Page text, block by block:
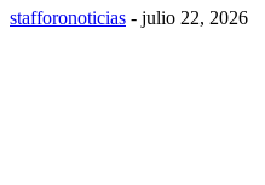
stafforonoticias - julio 22, 2026